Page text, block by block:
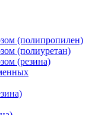
(полипропилен)
(полиуретан)
(резина)